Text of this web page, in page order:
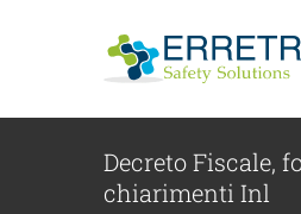
Decreto Fiscale,
chiarimenti Inl